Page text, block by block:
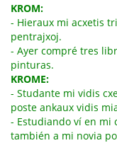
KROM:
- Hieraux mi acxetis
pentrajxoj.
- Ayer compré tres
pinturas.
KROME:
- Studante mi vidis
poste ankaux vidis
- Estudiando ví en mi
también a mi novia